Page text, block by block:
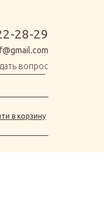
28-29
вопрос
в корзину